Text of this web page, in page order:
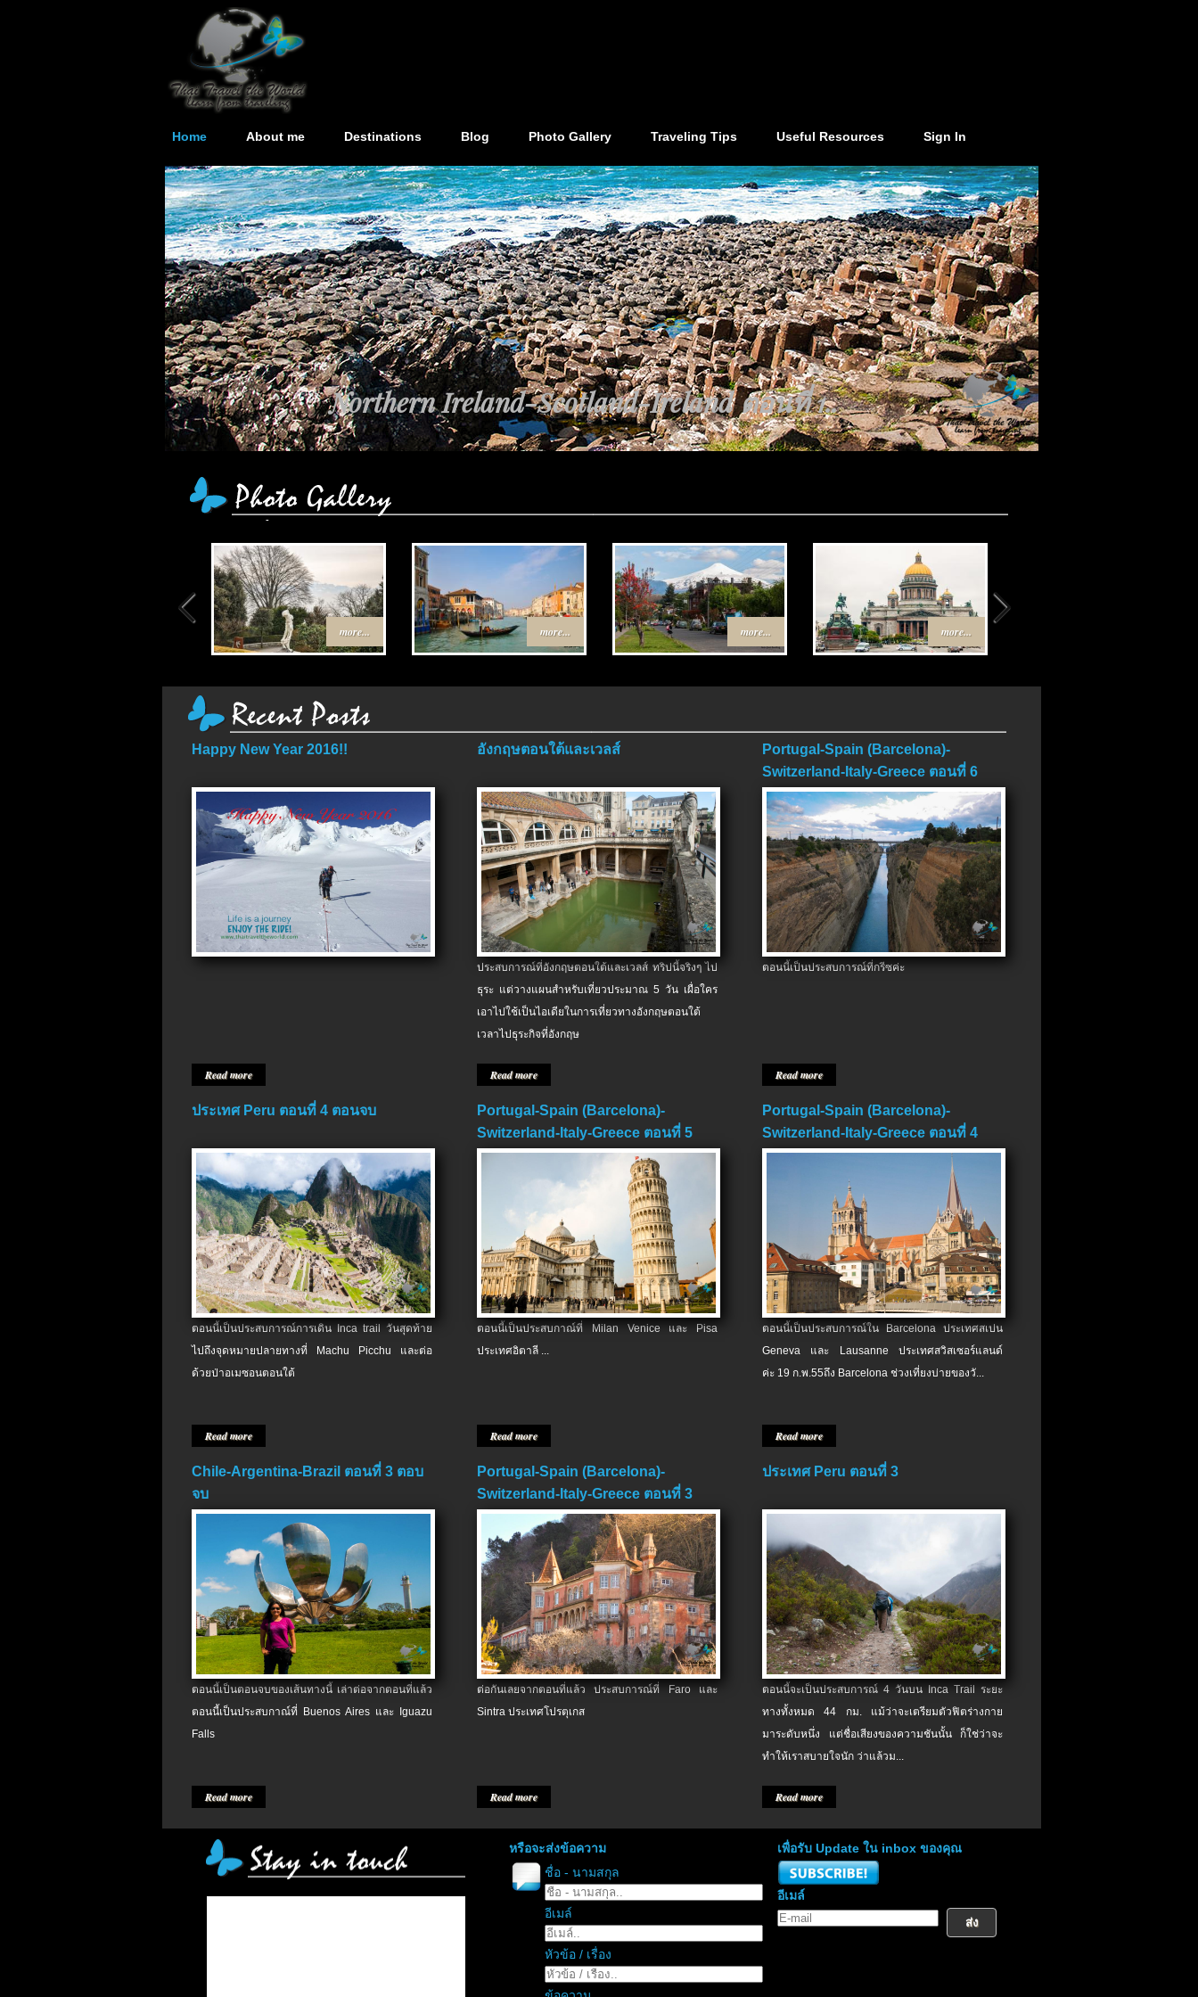
Home About me Destinations Blog Photo Gallery Traveling Tips Useful Resources Sign In
Northern Ireland-Scotland-Ireland ตอนที่ 1..
more... more... more... more...
Happy New Year 2016!!
Read more
อังกฤษตอนใต้และเวลส์
ประสบการณ์ที่อังกฤษตอนใต้และเวลส์ ทริปนี้จริงๆ ไป
ธุระ แต่วางแผนสำหรับเที่ยวประมาณ 5 วัน เผื่อใคร
เอาไปใช้เป็นไอเดียในการเที่ยวทางอังกฤษตอนใต้
เวลาไปธุระกิจที่อังกฤษ
Read more
Portugal-Spain (Barcelona)-
Switzerland-Italy-Greece ตอนที่ 6
ตอนจบ
ตอนนี้เป็นประสบการณ์ที่กรีซค่ะ
Read more
ประเทศ Peru ตอนที่ 4 ตอนจบ
ตอนนี้เป็นประสบการณ์การเดิน Inca trail วันสุดท้าย
ไปถึงจุดหมายปลายทางที่ Machu Picchu และต่อ
ด้วยป่าอเมซอนตอนใต้
Read more
Portugal-Spain (Barcelona)-
Switzerland-Italy-Greece ตอนที่ 5
ตอนนี้เป็นประสบกาณ์ที่ Milan Venice และ Pisa
ประเทศอิตาลี ...
Read more
Portugal-Spain (Barcelona)-
Switzerland-Italy-Greece ตอนที่ 4
ตอนนี้เป็นประสบการณ์ใน Barcelona ประเทศสเปน
Geneva และ Lausanne ประเทศสวิสเซอร์แลนด์
ค่ะ 19 ก.พ.​55ถึง Barcelona ช่วงเที่ยงบ่ายของวั...
Read more
Chile-Argentina-Brazil ตอนที่ 3 ตอบ
จบ
ตอนนี้เป็นตอนจบของเส้นทางนี้ เล่าต่อจากตอนที่แล้ว
ตอนนี้เป็นประสบกาณ์ที่ Buenos Aires และ Iguazu
Falls
Read more
Portugal-Spain (Barcelona)-
Switzerland-Italy-Greece ตอนที่ 3
ต่อกันเลยจากตอนที่แล้ว ประสบการณ์ที่ Faro และ
Sintra ประเทศโปรตุเกส
Read more
ประเทศ Peru ตอนที่ 3
ตอนนี้จะเป็นประสบการณ์ 4 วันบน Inca Trail ระยะ
ทางทั้งหมด 44 กม. แม้ว่าจะเตรียมตัวฟิตร่างกาย
มาระดับหนึ่ง แต่ชื่อเสียงของความชันนั้น ก็ใช่ว่าจะ
ทำให้เราสบายใจนัก ว่าแล้วม...
Read more
หรือจะส่งข้อความ
ชื่อ - นามสกุล
อีเมล์
หัวข้อ / เรื่อง
เพื่อรับ Update ใน inbox ของคุณ
อีเมล์
ส่ง